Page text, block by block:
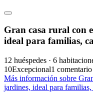
Gran casa rural con
ideal para familias,
12 huéspedes · 6
10Excepcional1 comentario
Más información sobre
jardines, ideal para